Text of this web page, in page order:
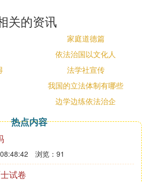
明示作用2、矫正作用3、预防
法律的依据是什么是基本
，即全国人民代表大会及其常务
修改法律。法律是由享有立法权
程序制定、修改并颁布，由国家
本法律和普通法律的总称，它是
具有以下作用：
关的资讯
家庭道德篇
依法治国以文化人
法学社宣传
我国的立法体制有哪些
边学边练依法治企
热点内容
浏览：91
试卷